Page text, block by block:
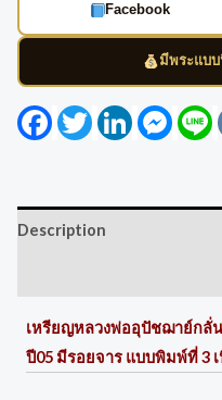
Facebook
มีพระแบ
FacebookTwitterLinkedIn
Description
เหรียญหลวงพ่ออุปัชฌาย์กลั่
ปี05 มีรอยจาร แบบพิมพ์ที่ 3